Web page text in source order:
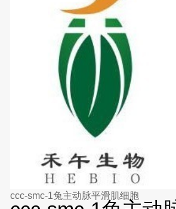
ccc-smc-1兔主动脉平滑肌细胞